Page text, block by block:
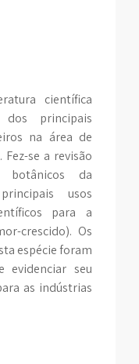
científica
principais
na área de
se a revisão
da
usos
para a
crescido). Os
espécie foram
evidenciar seu
as indústrias